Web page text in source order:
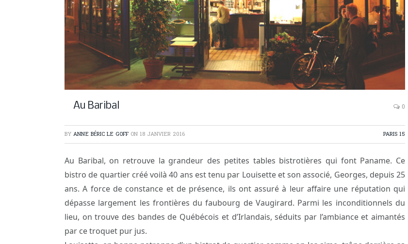
Au Baribal 0
BY ANNE BÉRIC LE GOFF ON 18 JANVIER 2016 PARIS 15
Au Baribal, on retrouve la grandeur des petites tables bistrotières qui font Paname. Ce
bistro de quartier créé voilà 40 ans est tenu par Louisette et son associé, Georges, depuis 25
ans. A force de constance et de présence, ils ont assuré à leur affaire une réputation qui
dépasse largement les frontières du faubourg de Vaugirard. Parmi les inconditionnels du
lieu, on trouve des bandes de Québécois et d’Irlandais, séduits par l’ambiance et aimantés
par ce troquet pur jus.